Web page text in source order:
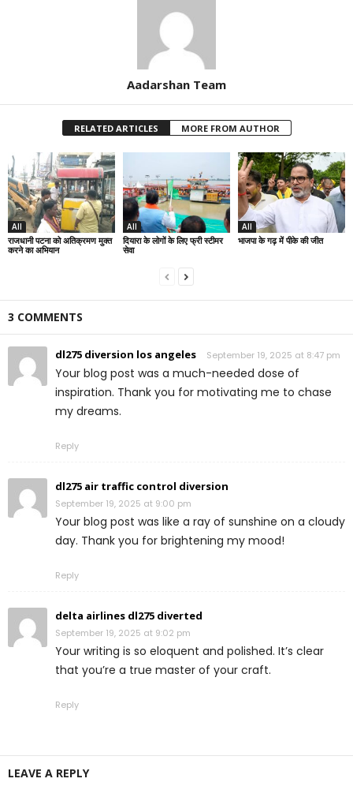
Aadarshan Team
RELATED ARTICLES MORE FROM AUTHOR
All
राजधानी पटना को अतिक्रमण मुक्त
करने का अभियान
All
दियारा के लोगों के लिए फ्री स्टीमर
सेवा
All
भाजपा के गढ़ में पीके की जीत
3 COMMENTS
dl275 diversion los angeles September 19, 2025 at 8:47 pm
Your blog post was a much-needed dose of
inspiration. Thank you for motivating me to chase
my dreams.
Reply
dl275 air traffic control diversion
September 19, 2025 at 9:00 pm
Your blog post was like a ray of sunshine on a cloudy
day. Thank you for brightening my mood!
Reply
delta airlines dl275 diverted
September 19, 2025 at 9:02 pm
Your writing is so eloquent and polished. It’s clear
that you’re a true master of your craft.
Reply
LEAVE A REPLY